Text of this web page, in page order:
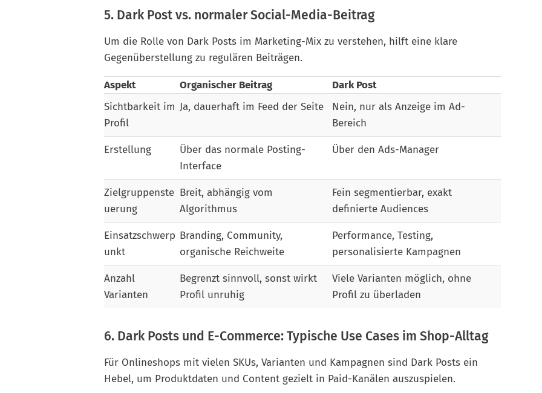
5. Dark Post vs. normaler Social-Media-Beitrag
Um die Rolle von Dark Posts im Marketing-Mix zu verstehen, hilft eine klare
Gegenüberstellung zu regulären Beiträgen.
Aspekt Organischer Beitrag
Dark Post
Sichtbarkeit im
Profil
Ja, dauerhaft im Feed der Seite
Nein, nur als Anzeige im Ad-
Bereich
Erstellung
Über das normale Posting-
Interface
Über den Ads-Manager
Zielgruppenste
uerung
Breit, abhängig vom
Algorithmus
Fein segmentierbar, exakt
definierte Audiences
Einsatzschwerp
unkt
Branding, Community,
organische Reichweite
Performance, Testing,
personalisierte Kampagnen
Anzahl
Varianten
Begrenzt sinnvoll, sonst wirkt
Profil unruhig
Viele Varianten möglich, ohne
Profil zu überladen
6. Dark Posts und E-Commerce: Typische Use Cases im Shop-Alltag
Für Onlineshops mit vielen SKUs, Varianten und Kampagnen sind Dark Posts ein
Hebel, um Produktdaten und Content gezielt in Paid-Kanälen auszuspielen.